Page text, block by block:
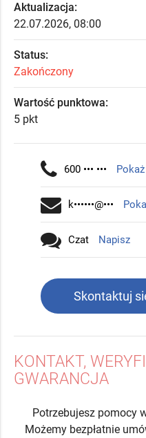
Aktualizacja:
22.07.2026, 08:00
Status:
Zakończony
Wartość punktowa:
5 pkt
600 ••• ••• Pokaż
k••••••@•••
Czat Napisz
Skontaktuj
KONTAKT,
GWARANCJA
Potrzebujesz pomocy
Możemy bezpłatnie